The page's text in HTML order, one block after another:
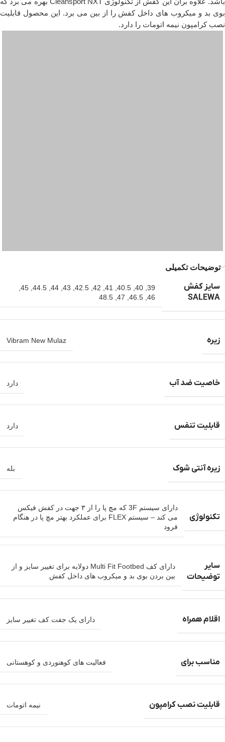
بوی بد و میکروب های داخل کفش را از بین می برد. این محصول قابلیت
نصب کرامپون نیمه اتومات را دارد.
توضیحات تکمیلی
سایز کفش
SALEWA
39
,
40
,
40.5
41
42
,
42.5
43
,
44
,
44.5
,
45
46
,
46.5
47
,
48.5
زیره Vibram New Mulaz
خاصیت ضد آب دارد
قابلیت تنفس دارد
زیره آنتی شوک بله
تکنولوژی
دارای سیستم 3F که مچ پا را از ۳ جهت در کفش فیکس
می کند – سیستم FLEX برای عملکرد بهتر مچ پا در هنگام
فرود
سایر
توضیحات
دارای کف Multi Fit Footbed دولایه برای تغییر سایز و از
بین بردن بوی بد و میکروب های داخل کفش
اقلام همراه دارای یک جفت کف تغییر سایز
مناسب برای فعالیت های کوهنوردی و کوهستانی
قابلیت نصب کرامپون نیمه اتومات